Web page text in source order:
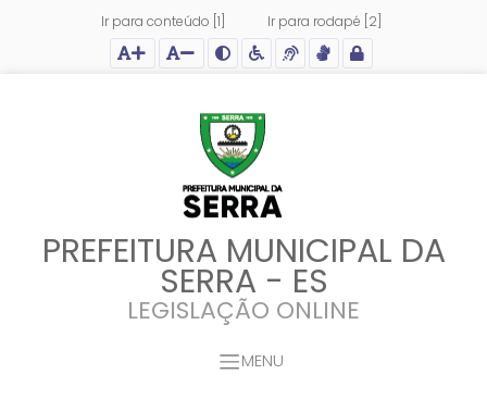
Ir para conteúdo [1] Ir para rodapé [2]
Ação para aumentar tamanho da fonte do site
Ação para diminuir tamanho da fonte do site
Ação para aplicar auto contraste no site
Acessar página sobre acessibilidade do site
Acessar página sobre NVDA - Leitor de Tela
Acessar página sobre VLibras - Tradutor de
Acessar Intranet
PREFEITURA MUNICIPAL DA
SERRA - ES
LEGISLAÇÃO ONLINE
MENU